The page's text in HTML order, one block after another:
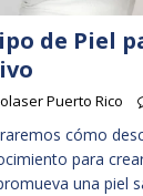
de Piel
Puerto Rico
cómo
para
una piel